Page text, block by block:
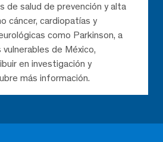
de salud de prevención y alta
cáncer, cardiopatías y
como Parkinson, a
de México,
en investigación y
más información.